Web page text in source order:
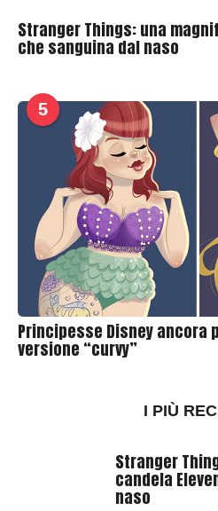
Stranger Things: una
che sanguina dal naso
5
Principesse Disney ancora
versione “curvy”
I PIÙ
Stranger
candela
naso